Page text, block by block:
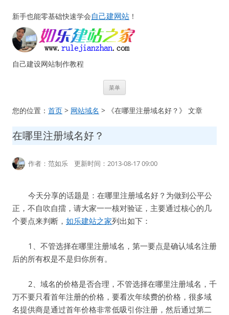
新手也能零基础快速学会自己建网站 ！
自己建设网站制作教程
菜单
文
您的位置： 首页 > 网站域名 > 《在哪里注册域名好？》 文章
在哪里注册域名好？
作者：范如乐 更新时间：2013-08-17 09:00
今天分享的话题是：在哪里注册域名好？为做到公平公
正，不自吹自擂，请大家一一核对验证，主要通过核心的几
个要点来判断， 如乐建站之家列出如下：
1、不管选择在哪里注册域名，第一要点是确认域名注册
后的所有权是不是归你所有。
2、域名的价格是否合理，不管选择在哪里注册域名，千
万不要只看首年注册的价格，要看次年续费的价格，很多域
名提供商是通过首年价格非常低吸引你注册，然后通过第二